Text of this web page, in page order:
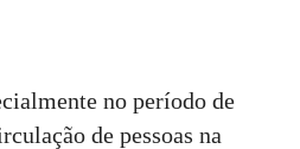
no período de
de pessoas na